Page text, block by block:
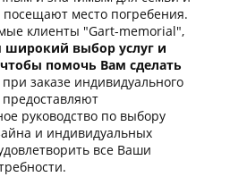
посещают место погребения.
клиенты "Gart-memorial",
широкий выбор услуг и
помочь Вам сделать
при заказе индивидуального
руководство по выбору
и индивидуальных
все Ваши